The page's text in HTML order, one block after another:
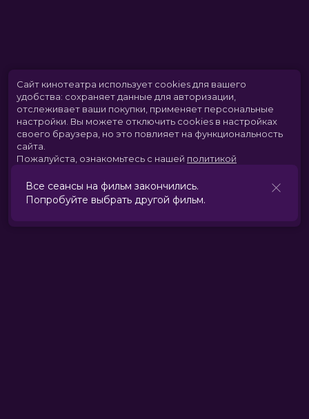
Сайт кинотеатра использует cookies для вашего
удобства: сохраняет данные для авторизации,
отслеживает ваши покупки, применяет персональные
настройки. Вы можете отключить cookies в настройках
своего браузера, но это повлияет на функциональность
сайта.
Пожалуйста, ознакомьтесь с нашей политикой
Принять